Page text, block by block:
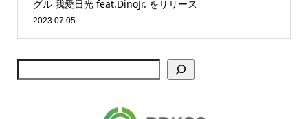
グル 我愛日光 feat.DinoJr. をリリース
2023.07.05